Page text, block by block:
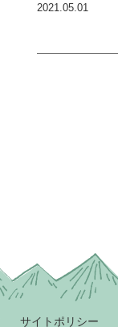
2021.05.01
サイトポリシー